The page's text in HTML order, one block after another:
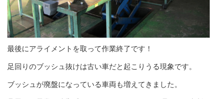
最後にアライメントを取って作業終了です！
足回りのブッシュ抜けは古い車だと起こりうる現象です。
ブッシュが廃盤になっている車両も増えてきました。